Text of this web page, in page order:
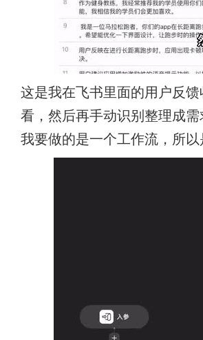
这是我在飞书里面的用户反
看，然后再手动识别整理成
我要做的是一个工作流，所